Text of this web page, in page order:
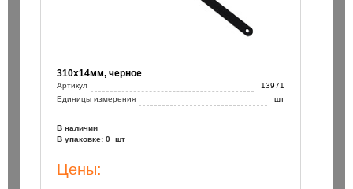
310х14мм, черное
Артикул
13971
Единицы измерения
шт
В наличии
В упаковке: 0 шт
Цены: